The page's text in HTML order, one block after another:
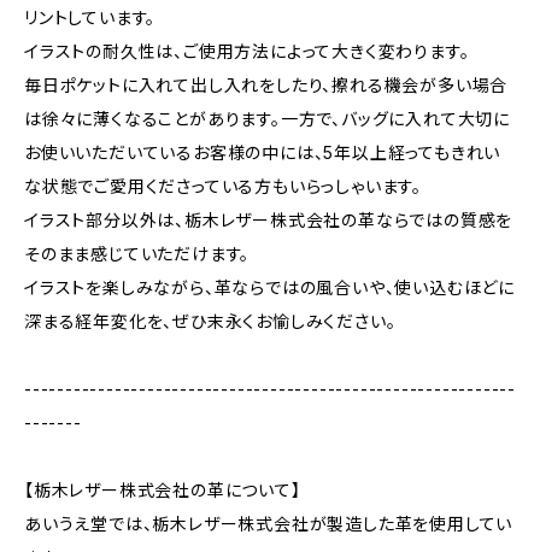
リントしています。
イラストの耐久性は、ご使用方法によって大きく変わります。
毎日ポケットに入れて出し入れをしたり、擦れる機会が多い場合
は徐々に薄くなることがあります。一方で、バッグに入れて大切に
お使いいただいているお客様の中には、5年以上経ってもきれい
な状態でご愛用くださっている方もいらっしゃいます。
イラスト部分以外は、栃木レザー株式会社の革ならではの質感を
そのまま感じていただけます。
イラストを楽しみながら、革ならではの風合いや、使い込むほどに
深まる経年変化を、ぜひ末永くお愉しみください。
------------------------------------------------------------
-------
【栃木レザー株式会社の革について】
あいうえ堂では、栃木レザー株式会社が製造した革を使用してい